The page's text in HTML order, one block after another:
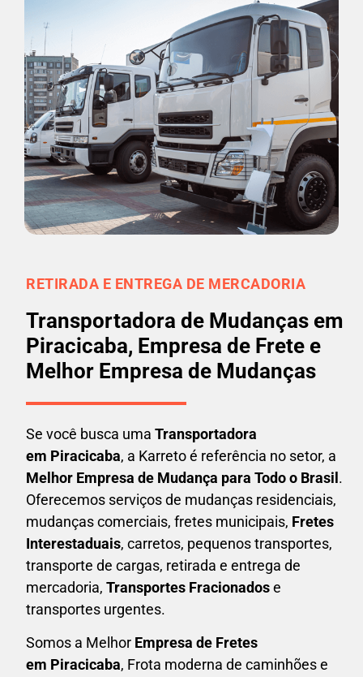
RETIRADA E ENTREGA DE MERCADORIA
Transportadora de Mudanças em
Piracicaba, Empresa de Frete e
Melhor Empresa de Mudanças
Se você busca uma Transportadora
em Piracicaba, a Karreto é referência no setor, a
Melhor Empresa de Mudança para Todo o Brasil.
Oferecemos serviços de mudanças residenciais,
mudanças comerciais, fretes municipais, Fretes
Interestaduais, carretos, pequenos transportes,
transporte de cargas, retirada e entrega de
mercadoria, Transportes Fracionadose
transportes urgentes.
Somos a Melhor Empresa de Fretes
em Piracicaba, Frota moderna de caminhões e